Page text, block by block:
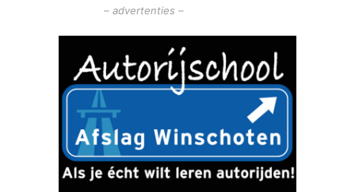
– advertenties –